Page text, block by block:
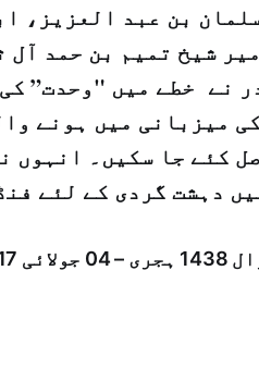
بن عبد العزیز،
شیخ تمیم بن حمد آل
نے خطے میں "وحدت”
میزبانی میں ہونے
کئے جا سکیں۔ انہوں
دہشت گردی کے لئے